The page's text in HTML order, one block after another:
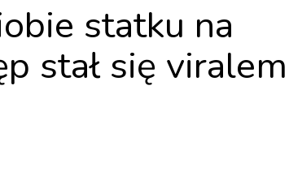
statku na
stał się viralem